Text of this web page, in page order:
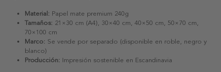
Material: Papel mate premium 240g
Tamaños: 21×30 cm (A4), 30×40 cm, 40×50 cm, 50×70 cm,
70×100 cm
Marco: Se vende por separado (disponible en roble, negro y
blanco)
Producción: Impresión sostenible en Escandinavia